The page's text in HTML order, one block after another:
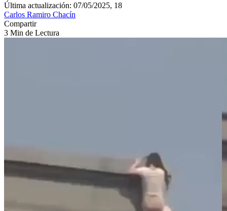
Última actualización: 07/05/2025, 18
Carlos Ramiro Chacín
Compartir
3 Min de Lectura